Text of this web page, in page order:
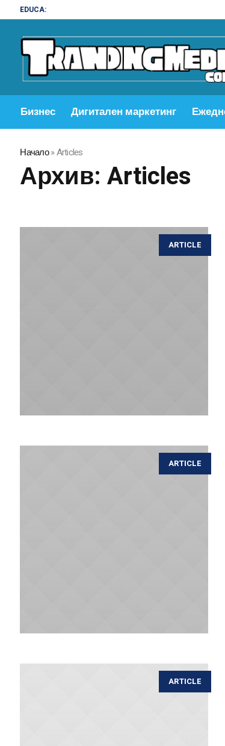
EDUCA:
Бизнес Дигитален маркетинг
Начало»Articles
Архив:Articles
ARTICLE
ARTICLE
ARTICLE